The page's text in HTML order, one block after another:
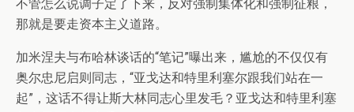
不管怎么说调子定了下来，反对强制集体化和强制征粮，
那就是要走资本主义道路。
加米涅夫与布哈林谈话的“笔记”曝出来，尴尬的不仅仅有
奥尔忠尼启则同志，“亚戈达和特里利塞尔跟我们站在一
起”，这话不得让斯大林同志心里发毛？亚戈达和特里利塞